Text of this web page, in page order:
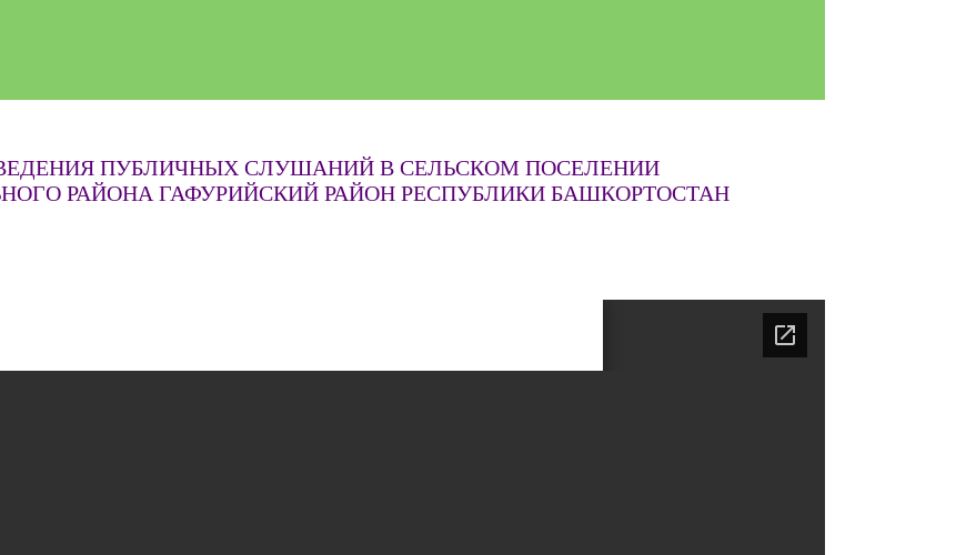
ПУБЛИЧНЫХ СЛУШАНИЙ В СЕЛЬСКОМ ПОСЕЛЕНИИ
РАЙОНА ГАФУРИЙСКИЙ РАЙОН РЕСПУБЛИКИ БАШКОРТОСТАН